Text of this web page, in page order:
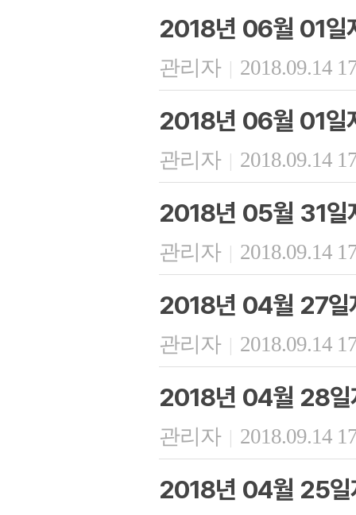
2018년 06월 01일
관리자 | 2018.09.14
2018년 06월 01일
관리자 | 2018.09.14
2018년 05월 31일
관리자 | 2018.09.14
2018년 04월 27일
관리자 | 2018.09.14
2018년 04월 28일
관리자 | 2018.09.14
2018년 04월 25일